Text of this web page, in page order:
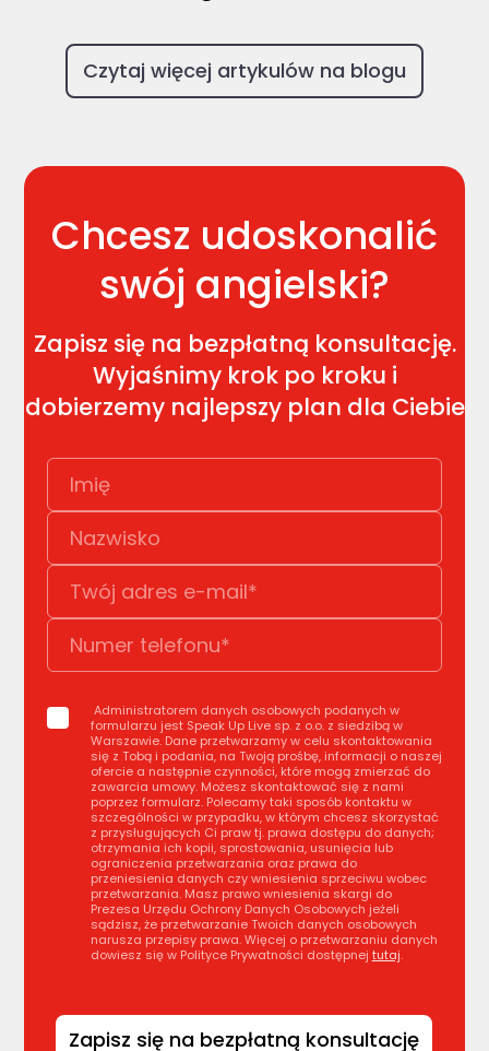
Czytaj więcej artykulów na blogu
Chcesz udoskonalić
swój angielski?
Zapisz się na bezpłatną konsultację.
Wyjaśnimy krok po kroku i
dobierzemy najlepszy plan dla Ciebie
Administratorem danych osobowych podanych w
formularzu jest Speak Up Live sp. z o.o. z siedzibą w
Warszawie. Dane przetwarzamy w celu skontaktowania
się z Tobą i podania, na Twoją prośbę, informacji o naszej
ofercie a następnie czynności, które mogą zmierzać do
zawarcia umowy. Możesz skontaktować się z nami
poprzez formularz. Polecamy taki sposób kontaktu w
szczególności w przypadku, w którym chcesz skorzystać
z przysługujących Ci praw tj. prawa dostępu do danych;
otrzymania ich kopii, sprostowania, usunięcia lub
ograniczenia przetwarzania oraz prawa do
przeniesienia danych czy wniesienia sprzeciwu wobec
przetwarzania. Masz prawo wniesienia skargi do
Prezesa Urzędu Ochrony Danych Osobowych jeżeli
sądzisz, że przetwarzanie Twoich danych osobowych
narusza przepisy prawa. Więcej o przetwarzaniu danych
dowiesz się w Polityce Prywatności dostępnej tutaj.